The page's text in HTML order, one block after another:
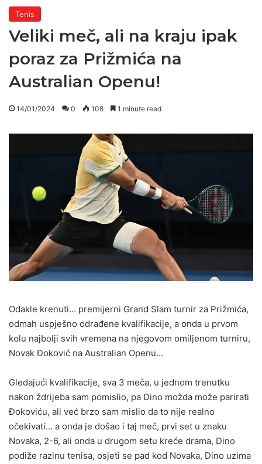
Tenis
Veliki meč, ali na kraju ipak
poraz za Prižmića na
Australian Openu!
14/01/2024 0 108 1 minute read
Odakle krenuti… premijerni Grand Slam turnir za Prižmića,
odmah uspješno odrađene kvalifikacije, a onda u prvom
kolu najbolji svih vremena na njegovom omiljenom turniru,
Novak Đoković na Australian Openu…
Gledajući kvalifikacije, sva 3 meča, u jednom trenutku
nakon ždrijeba sam pomislio, pa Dino možda može parirati
Đokoviću, ali već brzo sam mislio da to nije realno
očekivati… a onda je došao i taj meč, prvi set u znaku
Novaka, 2-6, ali onda u drugom setu kreće drama, Dino
podiže razinu tenisa, osjeti se pad kod Novaka, Dino uzima